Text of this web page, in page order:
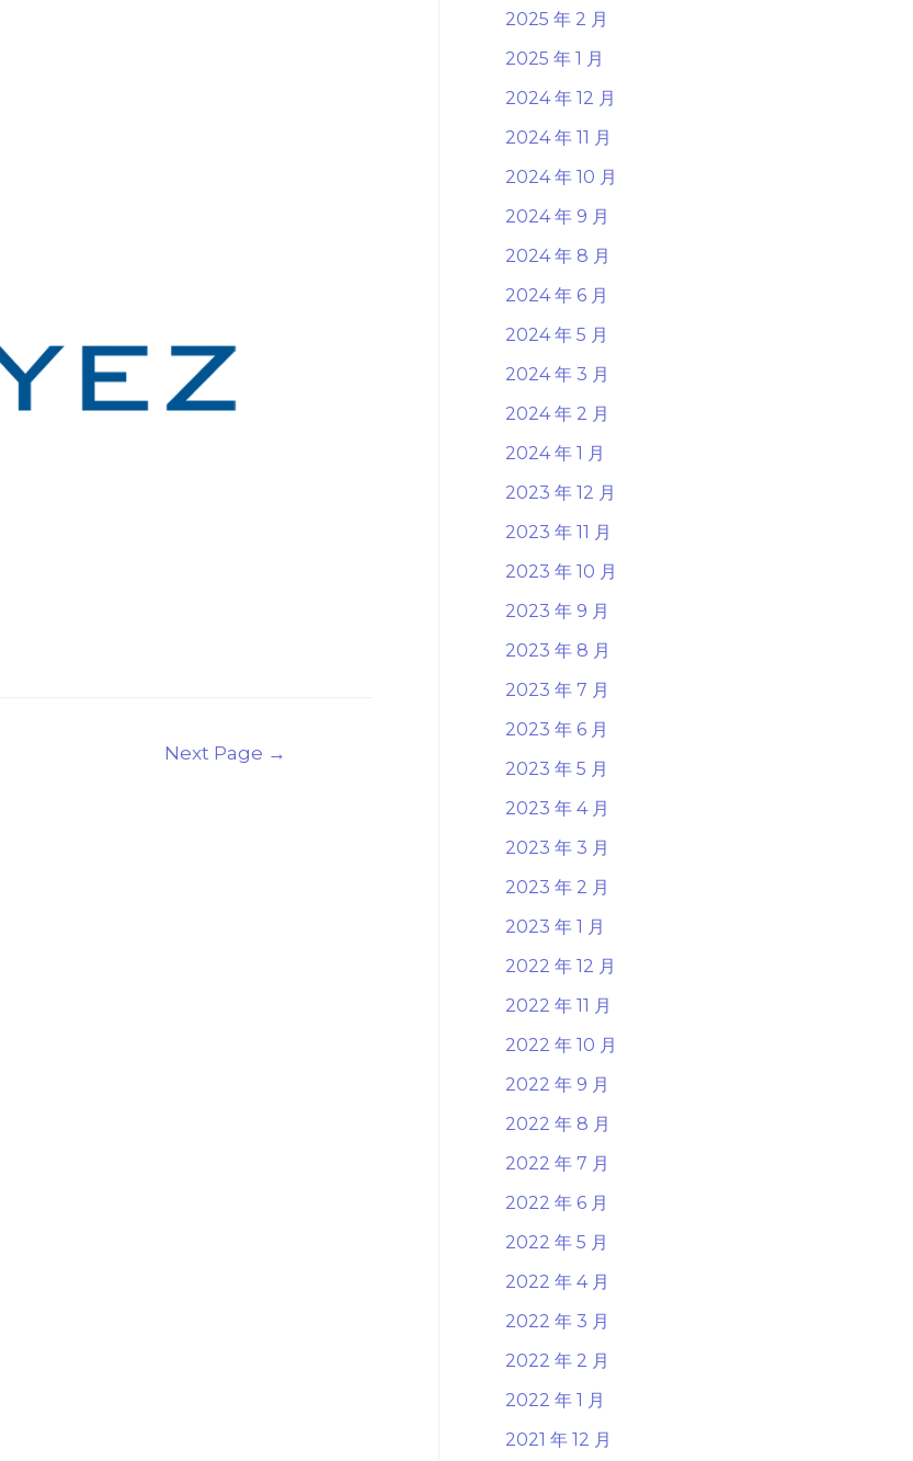
Next Page →
2025 年 2 月
2025 年 1 月
2024 年 12 月
2024 年 11 月
2024 年 10 月
2024 年 9 月
2024 年 8 月
2024 年 6 月
2024 年 5 月
2024 年 3 月
2024 年 2 月
2024 年 1 月
2023 年 12 月
2023 年 11 月
2023 年 10 月
2023 年 9 月
2023 年 8 月
2023 年 7 月
2023 年 6 月
2023 年 5 月
2023 年 4 月
2023 年 3 月
2023 年 2 月
2023 年 1 月
2022 年 12 月
2022 年 11 月
2022 年 10 月
2022 年 9 月
2022 年 8 月
2022 年 7 月
2022 年 6 月
2022 年 5 月
2022 年 4 月
2022 年 3 月
2022 年 2 月
2022 年 1 月
2021 年 12 月